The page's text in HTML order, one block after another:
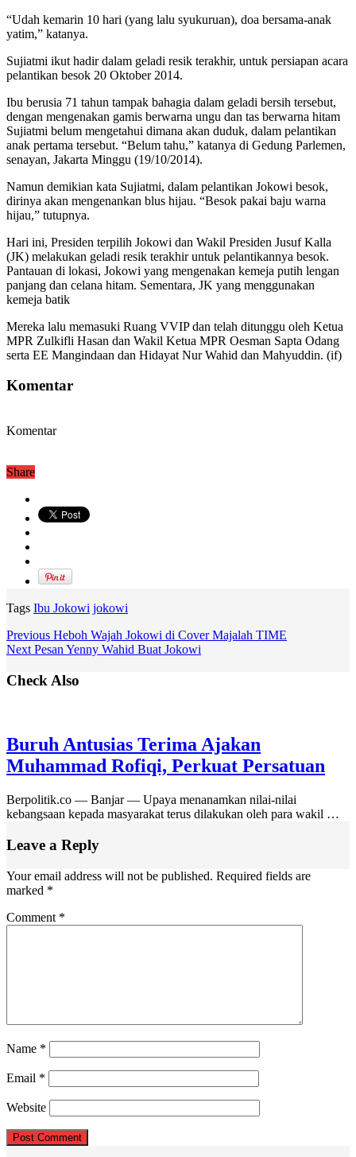
“Udah kemarin 10 hari (yang lalu syukuruan), doa bersama-anak
yatim,” katanya.
Sujiatmi ikut hadir dalam geladi resik terakhir, untuk persiapan acara
pelantikan besok 20 Oktober 2014.
Ibu berusia 71 tahun tampak bahagia dalam geladi bersih tersebut,
dengan mengenakan gamis berwarna ungu dan tas berwarna hitam
Sujiatmi belum mengetahui dimana akan duduk, dalam pelantikan
anak pertama tersebut. “Belum tahu,” katanya di Gedung Parlemen,
senayan, Jakarta Minggu (19/10/2014).
Namun demikian kata Sujiatmi, dalam pelantikan Jokowi besok,
dirinya akan mengenankan blus hijau. “Besok pakai baju warna
hijau,” tutupnya.
Hari ini, Presiden terpilih Jokowi dan Wakil Presiden Jusuf Kalla
(JK) melakukan geladi resik terakhir untuk pelantikannya besok.
Pantauan di lokasi, Jokowi yang mengenakan kemeja putih lengan
panjang dan celana hitam. Sementara, JK yang menggunakan
kemeja batik
Mereka lalu memasuki Ruang VVIP dan telah ditunggu oleh Ketua
MPR Zulkifli Hasan dan Wakil Ketua MPR Oesman Sapta Odang
serta EE Mangindaan dan Hidayat Nur Wahid dan Mahyuddin. (if)
Komentar
Komentar
Share
Tags Ibu Jokowi jokowi
Previous Heboh Wajah Jokowi di Cover Majalah TIME
Next Pesan Yenny Wahid Buat Jokowi
Check Also
Buruh Antusias Terima Ajakan
Muhammad Rofiqi, Perkuat Persatuan
Berpolitik.co — Banjar — Upaya menanamkan nilai-nilai
kebangsaan kepada masyarakat terus dilakukan oleh para wakil …
Leave a Reply
Your email address will not be published. Required fields are
marked *
Comment *
Name *
Email *
Website